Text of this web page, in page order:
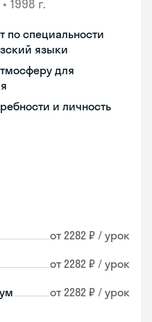
• 1998 г.
по специальности
языки
для
и личность
от 2282 ₽ / урок
от 2282 ₽ / урок
от 2282 ₽ / урок